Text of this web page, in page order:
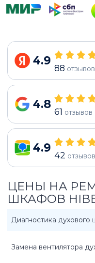
4.9
88 отзывов
4.8
61 отзывов
4.9
42 отзывов
ЦЕНЫ НА
ШКАФОВ
Диагностика духового
Замена вентилятора